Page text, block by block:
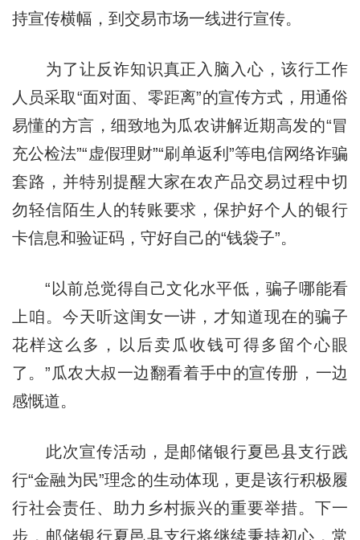
持宣传横幅，到交易市场一线进行宣传。
为了让反诈知识真正入脑入心，该行工作
人员采取“面对面、零距离”的宣传方式，用通俗
易懂的方言，细致地为瓜农讲解近期高发的“冒
充公检法”“虚假理财”“刷单返利”等电信网络诈骗
套路，并特别提醒大家在农产品交易过程中切
勿轻信陌生人的转账要求，保护好个人的银行
卡信息和验证码，守好自己的“钱袋子”。
“以前总觉得自己文化水平低，骗子哪能看
上咱。今天听这闺女一讲，才知道现在的骗子
花样这么多，以后卖瓜收钱可得多留个心眼
了。”瓜农大叔一边翻看着手中的宣传册，一边
感慨道。
此次宣传活动，是邮储银行夏邑县支行践
行“金融为民”理念的生动体现，更是该行积极履
行社会责任、助力乡村振兴的重要举措。下一
步，邮储银行夏邑县支行将继续秉持初心，常